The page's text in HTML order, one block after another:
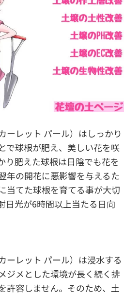
ーレット パール）はしっかり
で球根が肥え、美しい花を咲
り肥えた球根は日陰でも花を
年の開花に悪影響を与えるた
当てた球根を育てる事が大切
日光が6時間以上当たる日向
ーレット パール）は浸水する
ジメとした環境が長く続く排
許容しません。そのため、土